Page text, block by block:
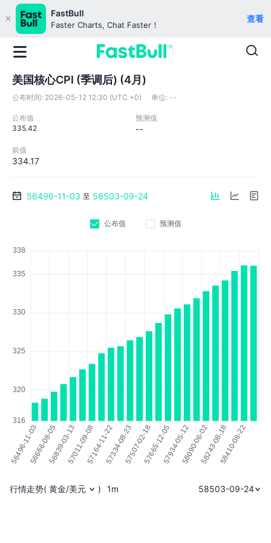
FastBull
Faster Charts, Chat Faster！
查看
美国核心CPI (季调后) (4月)
公布时间: 2026-05-12 12:30 (UTC +0) 单位: --
公布值
335.42
预测值
--
前值
334.17
56496-11-03 至 58503-09-24
公布值 预测值
行情走势( 黄金/美元 ) 1m 58503-09-24